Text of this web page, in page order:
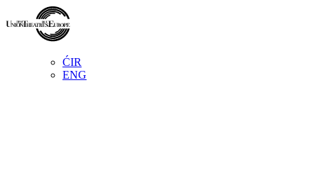
ĆIR
ENG